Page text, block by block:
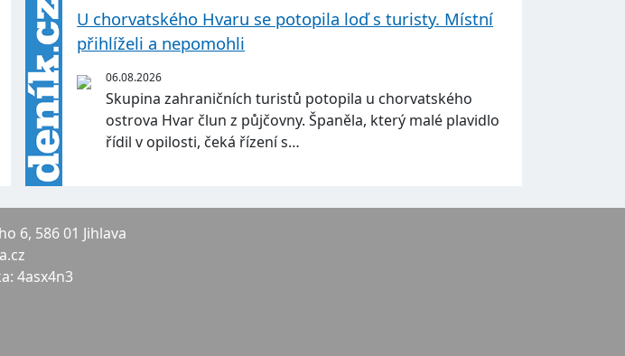
U chorvatského Hvaru se potopila loď s turisty. Místní
přihlíželi a nepomohli
06.08.2026
Skupina zahraničních turistů potopila u chorvatského
ostrova Hvar člun z půjčovny. Španěla, který malé plavidlo
řídil v opilosti, čeká řízení s…
6, 586 01 Jihlava
4asx4n3